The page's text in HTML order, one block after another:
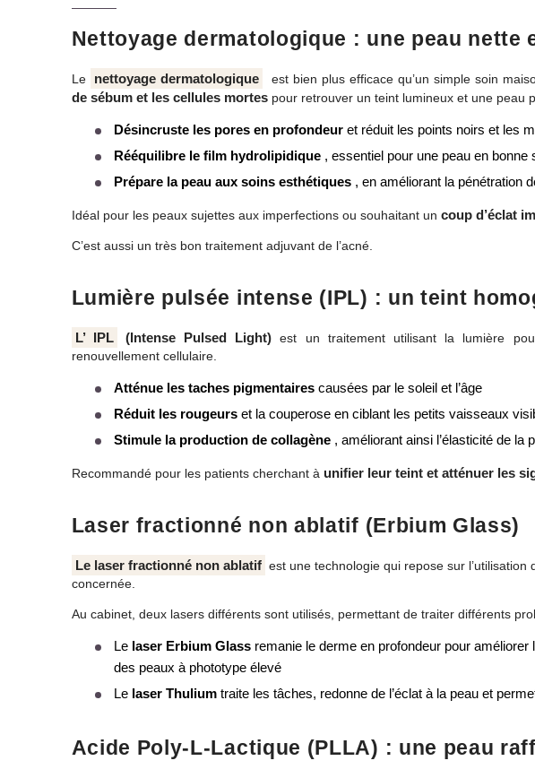
Nettoyage dermatologique : une peau nette
Le nettoyage dermatologique est bien plus efficace qu’un simple soin
de sébum et les cellules mortespour retrouver un teint lumineux et une peau
Désincruste les pores en profondeuret réduit les points noirs et les
Rééquilibre le film hydrolipidique, essentiel pour une peau en bonne
Prépare la peau aux soins esthétiques, en améliorant la pénétration
Idéal pour les peaux sujettes aux imperfections ou souhaitant un coup d’éclat
C’est aussi un très bon traitement adjuvant de l’acné.
Lumière pulsée intense (IPL) : un teint
L’ IPL (Intense Pulsed Light) est un traitement utilisant la lumière
renouvellement cellulaire.
Atténue les taches pigmentairescausées par le soleil et l’âge
Réduit les rougeurset la couperose en ciblant les petits vaisseaux
Stimule la production de collagène, améliorant ainsi l’élasticité de la
Recommandé pour les patients cherchant à unifier leur teint et atténuer les
Laser fractionné non ablatif (Erbium Glass)
Le laser fractionné non ablatif est une technologie qui repose sur
concernée.
Au cabinet, deux lasers différents sont utilisés, permettant de traiter différents
Le laser Erbium Glassremanie le derme en profondeur pour
des peaux à phototype élevé
Le laser Thuliumtraite les tâches, redonne de l’éclat à la peau et
Acide Poly-L-Lactique (PLLA) : une peau